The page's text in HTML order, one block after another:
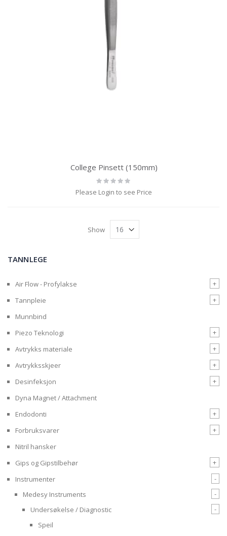
College Pinsett (150mm)
Rating:
0%
Please Login to see Price
Show
TANNLEGE
Air Flow - Profylakse
+
Tannpleie
+
Munnbind
Piezo Teknologi
+
Avtrykks materiale
+
Avtrykksskjeer
+
Desinfeksjon
+
Dyna Magnet / Attachment
Endodonti
+
Forbruksvarer
+
Nitril hansker
Gips og Gipstilbehør
+
Instrumenter
-
Medesy Instruments
-
Undersøkelse / Diagnostic
-
Speil